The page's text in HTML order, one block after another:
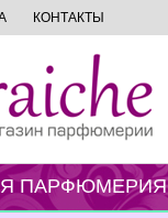
КОНТАКТЫ
ПАРФЮМЕРИЯ